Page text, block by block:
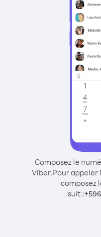
Composez le
Viber.Pour appeler
composez
suit :+596